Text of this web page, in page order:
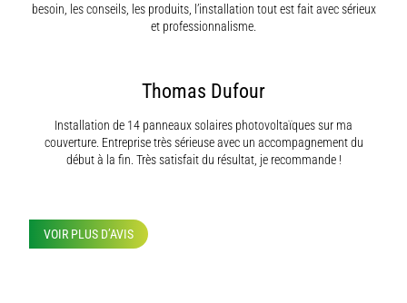
besoin, les conseils, les produits, l’installation tout est fait avec sérieux
et professionnalisme.
Thomas Dufour
Installation de 14 panneaux solaires photovoltaïques sur ma
couverture. Entreprise très sérieuse avec un accompagnement du
début à la fin. Très satisfait du résultat, je recommande !
VOIR PLUS D’AVIS